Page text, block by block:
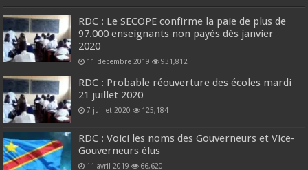
RDC : Le SECOPE confirme la paie de plus de
97.000 enseignants non payés dès janvier
2020
11 décembre 2019 931,812
RDC : Probable réouverture des écoles mardi
21 juillet 2020
7 juillet 2020 125,184
RDC : Voici les noms des Gouverneurs et Vice-
Gouverneurs élus
11 avril 2019 66,620